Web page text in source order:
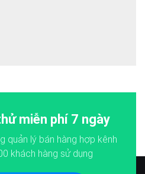
miễn phí 7 ngày
quản lý bán hàng hợp kênh
khách hàng sử dụng